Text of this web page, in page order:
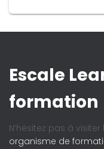
Escale
formation
N’hésitez pas à visiter
organisme de